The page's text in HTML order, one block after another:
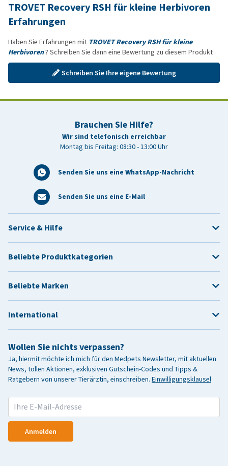
TROVET Recovery RSH für kleine Herbivoren
Erfahrungen
Haben Sie Erfahrungen mit TROVET Recovery RSH für kleine
Herbivoren? Schreiben Sie dann eine Bewertung zu diesem Produkt
Schreiben Sie Ihre eigene Bewertung
Brauchen Sie Hilfe?
Wir sind telefonisch erreichbar
Montag bis Freitag: 08:30 - 13:00 Uhr
Senden Sie uns eine WhatsApp-Nachricht
Senden Sie uns eine E-Mail
Wollen Sie nichts verpassen?
Ja, hiermit möchte ich mich für den Medpets Newsletter, mit aktuellen
News, tollen Aktionen, exklusiven Gutschein-Codes und Tipps &
Ratgebern von unserer Tierärztin, einschreiben. Einwilligungsklausel
Anmelden
Service & Hilfe
Beliebte Produktkategorien
Beliebte Marken
International